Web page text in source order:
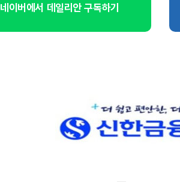
네이버에서 데일리안 구독하기